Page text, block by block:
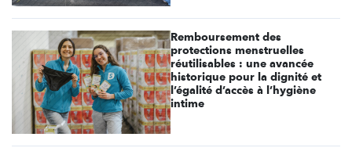
Remboursement des
protections menstruelles
réutilisables : une avancée
historique pour la dignité et
l’égalité d’accès à l’hygiène
intime